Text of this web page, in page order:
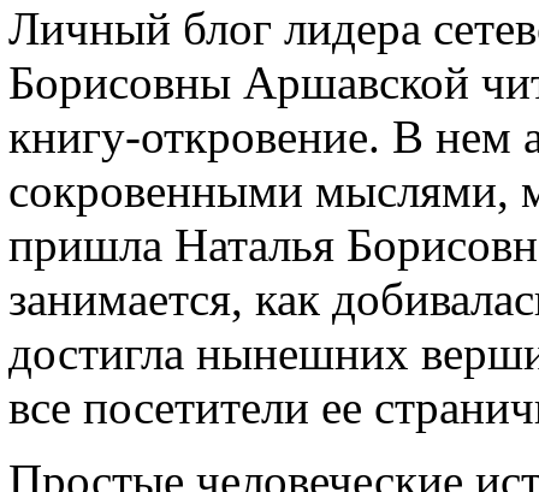
Личный блог лидера
Борисовны Аршавской
книгу-откровение. В нем
сокровенными мыслями,
пришла Наталья
занимается, как
достигла нынешних
все посетители ее
Простые человеческие